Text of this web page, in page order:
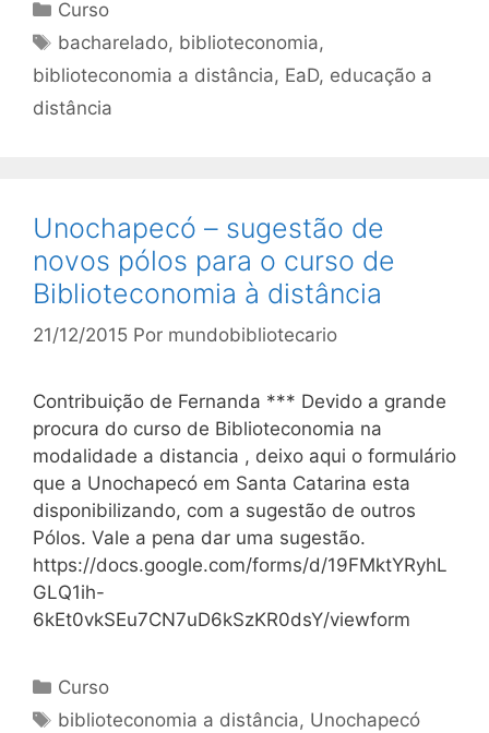
Categorias
Curso
Tags
bacharelado, biblioteconomia,
biblioteconomia a distância, EaD, educação a
distância
Unochapecó – sugestão de
novos pólos para o curso de
Biblioteconomia à distância
21/12/2015 Por mundobibliotecario
Contribuição de Fernanda *** Devido a grande
procura do curso de Biblioteconomia na
modalidade a distancia , deixo aqui o formulário
que a Unochapecó em Santa Catarina esta
disponibilizando, com a sugestão de outros
Pólos. Vale a pena dar uma sugestão.
https://docs.google.com/forms/d/19FMktYRyhL
GLQ1ih-
6kEt0vkSEu7CN7uD6kSzKR0dsY/viewform
Categorias
Curso
Tags
biblioteconomia a distância, Unochapecó